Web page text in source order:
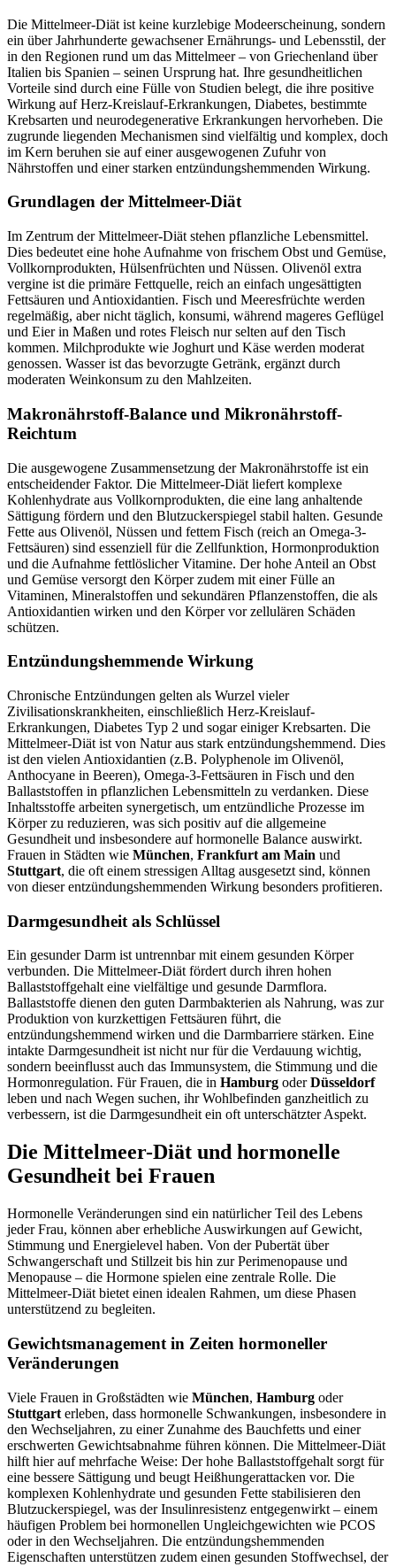
Die Mittelmeer-Diät ist keine kurzlebige Modeerscheinung, sondern
ein über Jahrhunderte gewachsener Ernährungs- und Lebensstil, der
in den Regionen rund um das Mittelmeer – von Griechenland über
Italien bis Spanien – seinen Ursprung hat. Ihre gesundheitlichen
Vorteile sind durch eine Fülle von Studien belegt, die ihre positive
Wirkung auf Herz-Kreislauf-Erkrankungen, Diabetes, bestimmte
Krebsarten und neurodegenerative Erkrankungen hervorheben. Die
zugrunde liegenden Mechanismen sind vielfältig und komplex, doch
im Kern beruhen sie auf einer ausgewogenen Zufuhr von
Nährstoffen und einer starken entzündungshemmenden Wirkung.
Grundlagen der Mittelmeer-Diät
Im Zentrum der Mittelmeer-Diät stehen pflanzliche Lebensmittel.
Dies bedeutet eine hohe Aufnahme von frischem Obst und Gemüse,
Vollkornprodukten, Hülsenfrüchten und Nüssen. Olivenöl extra
vergine ist die primäre Fettquelle, reich an einfach ungesättigten
Fettsäuren und Antioxidantien. Fisch und Meeresfrüchte werden
regelmäßig, aber nicht täglich, konsumi, während mageres Geflügel
und Eier in Maßen und rotes Fleisch nur selten auf den Tisch
kommen. Milchprodukte wie Joghurt und Käse werden moderat
genossen. Wasser ist das bevorzugte Getränk, ergänzt durch
moderaten Weinkonsum zu den Mahlzeiten.
Makronährstoff-Balance und Mikronährstoff-
Reichtum
Die ausgewogene Zusammensetzung der Makronährstoffe ist ein
entscheidender Faktor. Die Mittelmeer-Diät liefert komplexe
Kohlenhydrate aus Vollkornprodukten, die eine lang anhaltende
Sättigung fördern und den Blutzuckerspiegel stabil halten. Gesunde
Fette aus Olivenöl, Nüssen und fettem Fisch (reich an Omega-3-
Fettsäuren) sind essenziell für die Zellfunktion, Hormonproduktion
und die Aufnahme fettlöslicher Vitamine. Der hohe Anteil an Obst
und Gemüse versorgt den Körper zudem mit einer Fülle an
Vitaminen, Mineralstoffen und sekundären Pflanzenstoffen, die als
Antioxidantien wirken und den Körper vor zellulären Schäden
schützen.
Entzündungshemmende Wirkung
Chronische Entzündungen gelten als Wurzel vieler
Zivilisationskrankheiten, einschließlich Herz-Kreislauf-
Erkrankungen, Diabetes Typ 2 und sogar einiger Krebsarten. Die
Mittelmeer-Diät ist von Natur aus stark entzündungshemmend. Dies
ist den vielen Antioxidantien (z.B. Polyphenole im Olivenöl,
Anthocyane in Beeren), Omega-3-Fettsäuren in Fisch und den
Ballaststoffen in pflanzlichen Lebensmitteln zu verdanken. Diese
Inhaltsstoffe arbeiten synergetisch, um entzündliche Prozesse im
Körper zu reduzieren, was sich positiv auf die allgemeine
Gesundheit und insbesondere auf hormonelle Balance auswirkt.
Frauen in Städten wie München, Frankfurt am Main und
Stuttgart, die oft einem stressigen Alltag ausgesetzt sind, können
von dieser entzündungshemmenden Wirkung besonders profitieren.
Darmgesundheit als Schlüssel
Ein gesunder Darm ist untrennbar mit einem gesunden Körper
verbunden. Die Mittelmeer-Diät fördert durch ihren hohen
Ballaststoffgehalt eine vielfältige und gesunde Darmflora.
Ballaststoffe dienen den guten Darmbakterien als Nahrung, was zur
Produktion von kurzkettigen Fettsäuren führt, die
entzündungshemmend wirken und die Darmbarriere stärken. Eine
intakte Darmgesundheit ist nicht nur für die Verdauung wichtig,
sondern beeinflusst auch das Immunsystem, die Stimmung und die
Hormonregulation. Für Frauen, die in Hamburg oderDüsseldorf
leben und nach Wegen suchen, ihr Wohlbefinden ganzheitlich zu
verbessern, ist die Darmgesundheit ein oft unterschätzter Aspekt.
Die Mittelmeer-Diät und hormonelle
Gesundheit bei Frauen
Hormonelle Veränderungen sind ein natürlicher Teil des Lebens
jeder Frau, können aber erhebliche Auswirkungen auf Gewicht,
Stimmung und Energielevel haben. Von der Pubertät über
Schwangerschaft und Stillzeit bis hin zur Perimenopause und
Menopause – die Hormone spielen eine zentrale Rolle. Die
Mittelmeer-Diät bietet einen idealen Rahmen, um diese Phasen
unterstützend zu begleiten.
Gewichtsmanagement in Zeiten hormoneller
Veränderungen
Viele Frauen in Großstädten wie München, Hamburg oder
Stuttgart erleben, dass hormonelle Schwankungen, insbesondere in
den Wechseljahren, zu einer Zunahme des Bauchfetts und einer
erschwerten Gewichtsabnahme führen können. Die Mittelmeer-Diät
hilft hier auf mehrfache Weise: Der hohe Ballaststoffgehalt sorgt für
eine bessere Sättigung und beugt Heißhungerattacken vor. Die
komplexen Kohlenhydrate und gesunden Fette stabilisieren den
Blutzuckerspiegel, was der Insulinresistenz entgegenwirkt – einem
häufigen Problem bei hormonellen Ungleichgewichten wie PCOS
oder in den Wechseljahren. Die entzündungshemmenden
Eigenschaften unterstützen zudem einen gesunden Stoffwechsel, der